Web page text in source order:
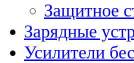
Защитное
Зарядные
Усилители